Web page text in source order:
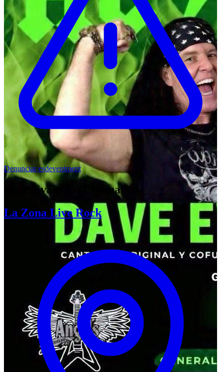
Denunciar esdeveniment
Dave Evans En Chihuahua
La Zona Live Rock